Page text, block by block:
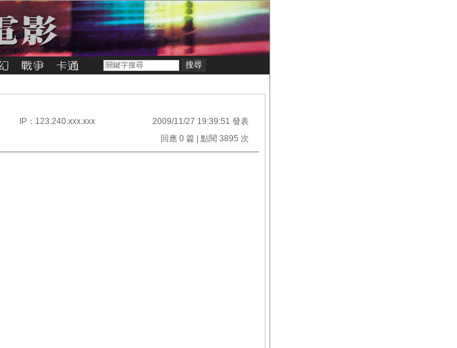
IP：123.240.xxx.xxx
2009/11/27 19:39:51 發表
回應 0 篇 | 點閱 3895 次